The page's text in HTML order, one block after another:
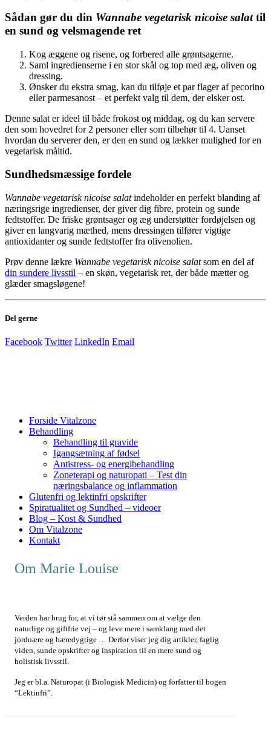
Sådan gør du din Wannabe vegetarisk nicoise salattil
en sund og velsmagende ret
Kog æggene og risene, og forbered alle grøntsagerne.
Saml ingredienserne i en stor skål og top med æg, oliven og
dressing.
Ønsker du ekstra smag, kan du tilføje et par flager af pecorino
eller parmesanost – et perfekt valg til dem, der elsker ost.
Denne salat er ideel til både frokost og middag, og du kan servere
den som hovedret for 2 personer eller som tilbehør til 4. Uanset
hvordan du serverer den, er den en sund og lækker mulighed for en
vegetarisk måltid.
Sundhedsmæssige fordele
Wannabe vegetarisk nicoise salatindeholder en perfekt blanding af
næringsrige ingredienser, der giver dig fibre, protein og sunde
fedtstoffer. De friske grøntsager og æg understøtter fordøjelsen og
giver en langvarig mæthed, mens dressingen tilfører vigtige
antioxidanter og sunde fedtstoffer fra olivenolien.
Prøv denne lækre Wannabe vegetarisk nicoise salatsom en del af
din sundere livsstil – en skøn, vegetarisk ret, der både mætter og
glæder smagsløgene!
Del gerne
Facebook Twitter LinkedIn Email
Forside Vitalzone
Behandling
Behandling til gravide
Igangsætning af fødsel
Antistress- og energibehandling
Zoneterapi og naturopati – Test din
næringsbalance og inflammation
Glutenfri og lektinfri opskrifter
Spiratualitet og Sundhed – videoer
Blog – Kost & Sundhed
Om Vitalzone
Kontakt
Om Marie Louise
Verden har brug for, at vi tør stå sammen om at vælge den
naturlige og giftfrie vej – og leve mere i samklang med det
jordnære og bæredygtige … Derfor viser jeg dig artikler, faglig
viden, sunde opskrifter og inspiration til en mere sund og
holistisk livsstil.
Jeg er bl.a. Naturopat (i Biologisk Medicin) og forfatter til bogen
“Lektinfri”.